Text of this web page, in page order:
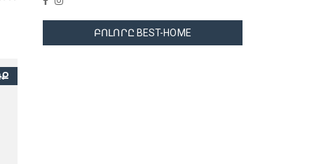
ԲՈԼՈՐԸ BEST-HOME